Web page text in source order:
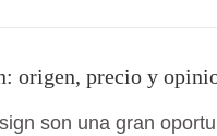
origen, precio y
son una gran